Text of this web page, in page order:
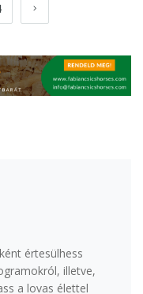
értesülhess
illetve,
a lovas élettel